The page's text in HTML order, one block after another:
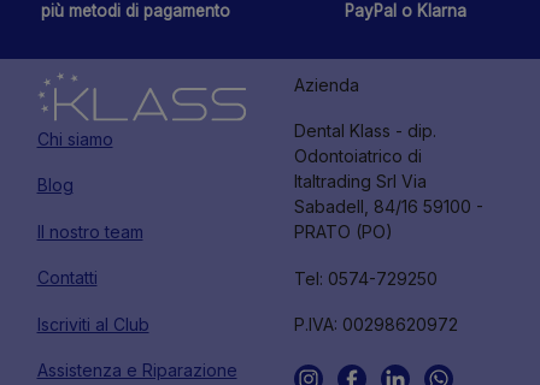
più metodi di pagamento
PayPal o Klarna
Chi siamo
Blog
Il nostro team
Contatti
Iscriviti al Club
Assistenza e Riparazione
Azienda
Dental Klass - dip.
Odontoiatrico di
Italtrading Srl Via
Sabadell, 84/16 59100 -
PRATO (PO)
Tel: 0574-729250
P.IVA: 00298620972